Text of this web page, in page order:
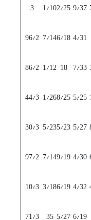
9/37
2/25
1/10
3
4/31
6/18
7/14
96/2
7/33
18
1/12
86/2
5/25
8/25
1/26
44/3
5/27
5/23
5/23
30/3
4/30
9/19
7/14
97/2
4/32
6/19
3/18
10/3
6/19
5/27
35
71/3